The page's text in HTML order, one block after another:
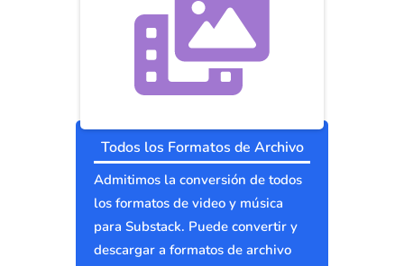
Todos los Formatos de Archivo
Admitimos la conversión de todos
los formatos de video y música
para Substack. Puede convertir y
descargar a formatos de archivo